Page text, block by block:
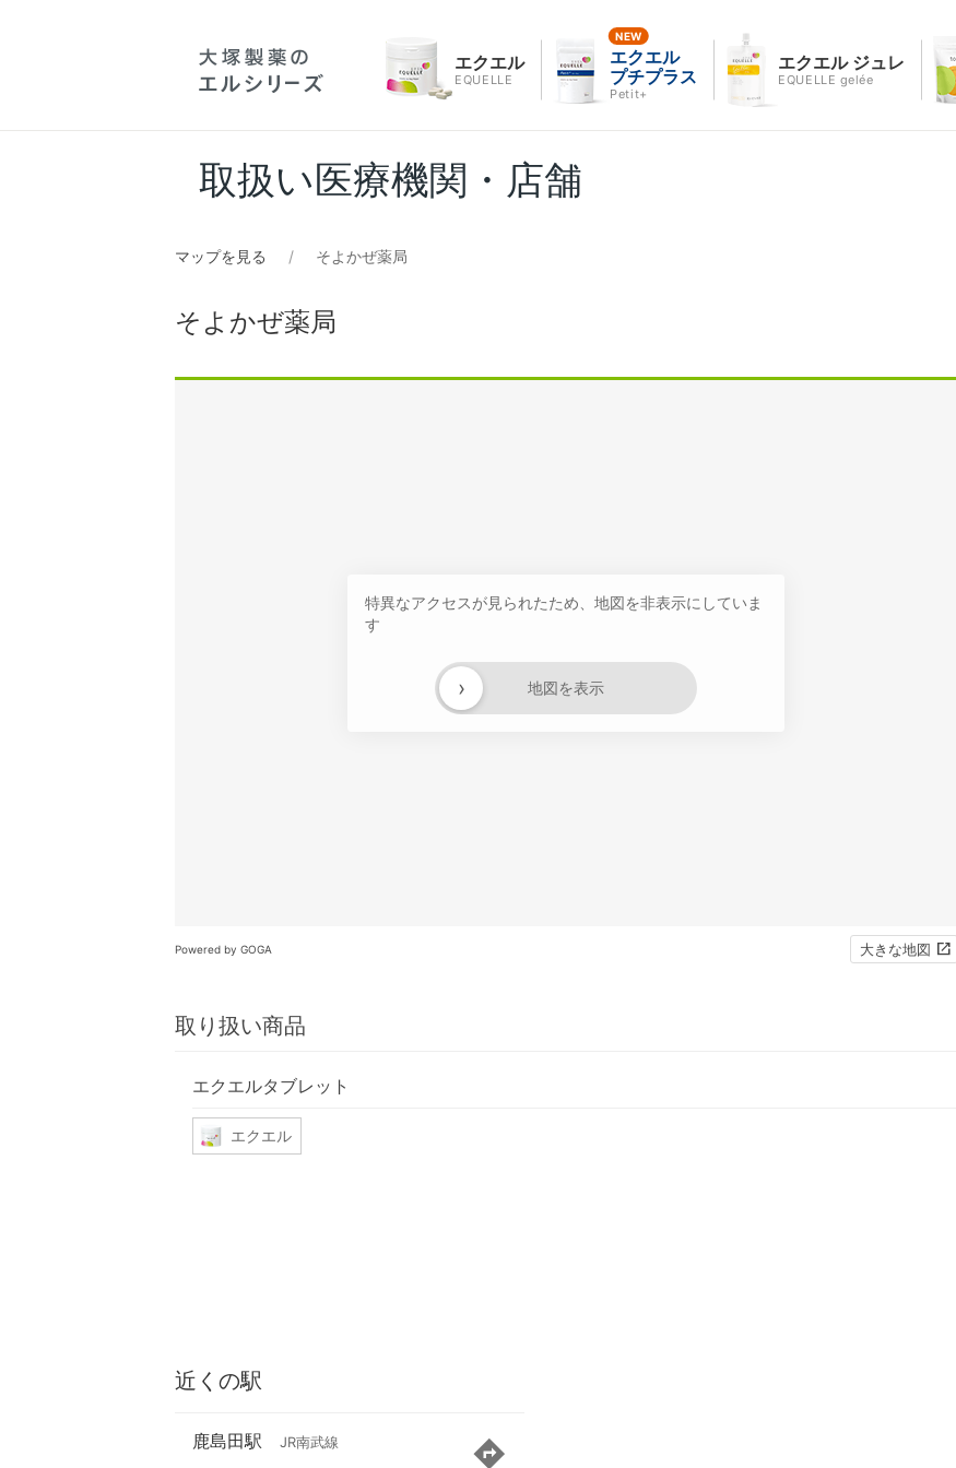
エクエル
EQUELLE
エクエル
プチプラス
Petit+
エクエル ジュレ
EQUELLE gelée
取扱い医療機関・店舗
マップを見る そよかぜ薬局
そよかぜ薬局
特異なアクセスが見られたため、地図を非表示にしていま
す
地図を表示
›
Powered by GOGA 大きな地図
取り扱い商品
エクエルタブレット
エクエル
近くの駅
鹿島田駅 JR南武線